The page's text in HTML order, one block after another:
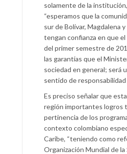
solamente de la
“esperamos que la
sur de Bolívar, Magdalena
tengan confianza en que
del primer semestre de
las garantías que el
sociedad en general; será
sentido de
Es preciso señalar que
región importantes logros
pertinencia de los
contexto colombiano
Caribe, “teniendo como
Organización Mundial de la